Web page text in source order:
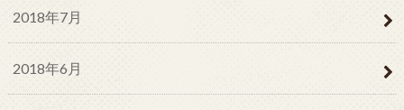
2018年7月
2018年6月